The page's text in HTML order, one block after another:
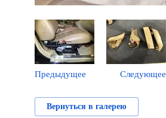
Предыдущее Следующее
Вернуться в галерею